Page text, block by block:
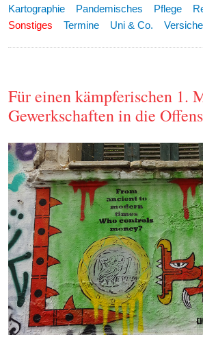
Kartographie
Pandemisches Pflege
Sonstiges
Termine Uni & Co.
Für einen kämpferischen 1.
Gewerkschaften in die